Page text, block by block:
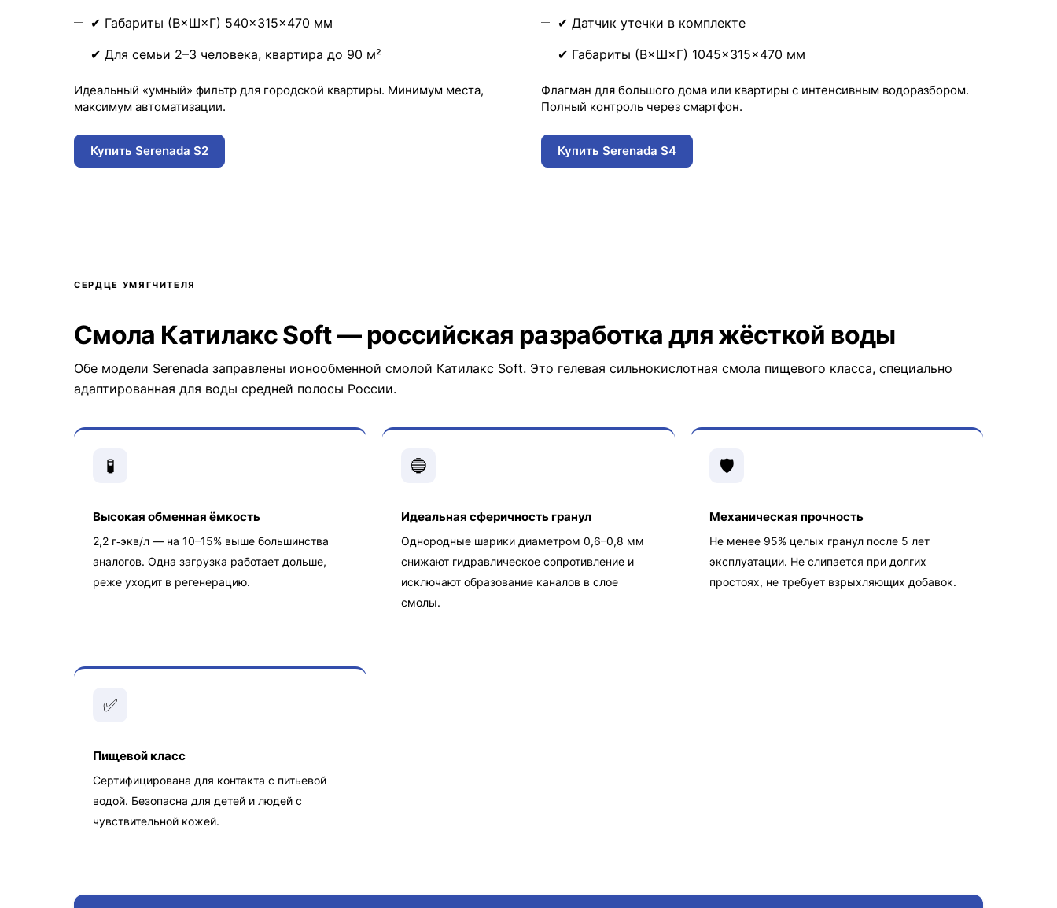
✔ Габариты (В×Ш×Г) 540×315×470 мм
✔ Для семьи 2–3 человека, квартира до 90 м²
Идеальный «умный» фильтр для городской квартиры. Минимум места,
максимум автоматизации.
Купить Serenada S2
✔ Датчик утечки в комплекте
✔ Габариты (В×Ш×Г) 1045×315×470 мм
Флагман для большого дома или квартиры с интенсивным водоразбором.
Полный контроль через смартфон.
Купить Serenada S4
СЕРДЦЕ УМЯГЧИТЕЛЯ
Смола Катилакс Soft — российская разработка для жёсткой воды
Обе модели Serenada заправлены ионообменной смолой Катилакс Soft. Это гелевая сильнокислотная смола пищевого класса, специально
адаптированная для воды средней полосы России.
🧪
Высокая обменная ёмкость
2,2 г‑экв/л — на 10–15% выше большинства
аналогов. Одна загрузка работает дольше,
реже уходит в регенерацию.
🔵
Идеальная сферичность гранул
Однородные шарики диаметром 0,6–0,8 мм
снижают гидравлическое сопротивление и
исключают образование каналов в слое
смолы.
🛡️
Механическая прочность
Не менее 95% целых гранул после 5 лет
эксплуатации. Не слипается при долгих
простоях, не требует взрыхляющих добавок.
✅
Пищевой класс
Сертифицирована для контакта с питьевой
водой. Безопасна для детей и людей с
чувствительной кожей.